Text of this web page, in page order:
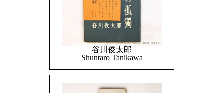
谷川俊太郎
Shuntaro Tanikawa